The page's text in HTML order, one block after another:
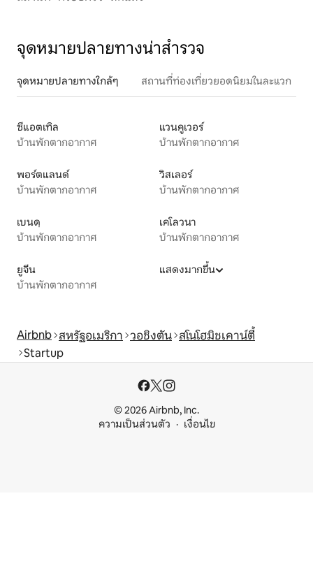
จุดหมายปลายทางน่าสำรวจ
จุดหมายปลายทางใกล้ๆ สถานที่ท่องเที่ยวยอดนิยมในละแวก
ซีแอตเทิล
บ้านพักตากอากาศ
แวนคูเวอร์
บ้านพักตากอากาศ
พอร์ตแลนด์
บ้านพักตากอากาศ
วิสเลอร์
บ้านพักตากอากาศ
เบนดฺ
บ้านพักตากอากาศ
เคโลวนา
บ้านพักตากอากาศ
ยูจีน
บ้านพักตากอากาศ
แสดงมากขึ้น
Airbnb สหรัฐอเมริกา วอชิงตัน สโนโฮมิชเคาน์ตี้
Startup
© 2026 Airbnb, Inc.
ความเป็นส่วนตัว
เงื่อนไข